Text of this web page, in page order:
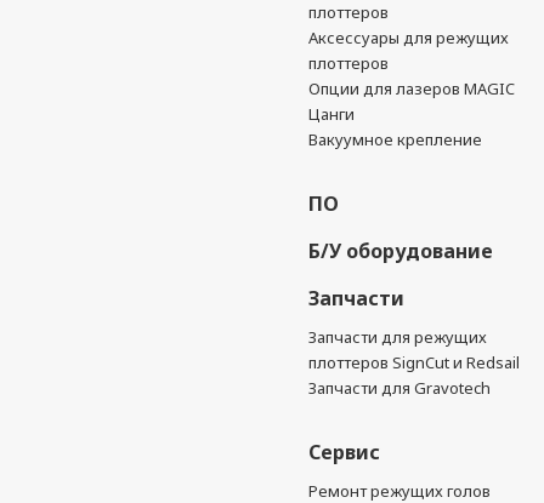
плоттеров
Аксессуары для режущих
плоттеров
Опции для лазеров MAGIC
Цанги
Вакуумное крепление
ПО
Б/У оборудование
Запчасти
Запчасти для режущих
плоттеров SignCut и Redsail
Запчасти для Gravotech
Сервис
Ремонт режущих голов